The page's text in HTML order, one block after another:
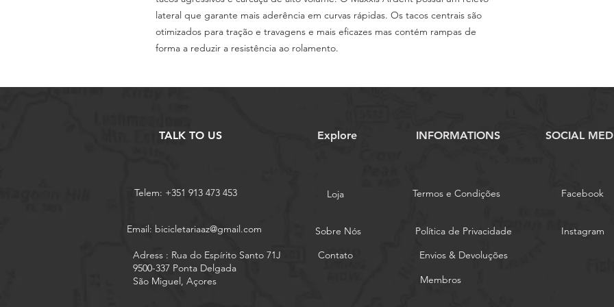
lateral que garante mais aderência em curvas rápidas. Os tacos centrais são
otimizados para tração e travagens e mais eficazes mas contém rampas de
forma a reduzir a resistência ao rolamento.
TALK TO US Explore INFORMATIONS SOCIAL
Telem: +351 913 473 453 Loja Termos e Condições Facebook
Email: bicicletariaaz@gmail.com
Sobre Nós
Contato
Adress : Rua do Espírito Santo 71J
9500-337 Ponta Delgada
São Miguel, Açores
Política de Privacidade
Instagram
Envios & Devoluções
Membros